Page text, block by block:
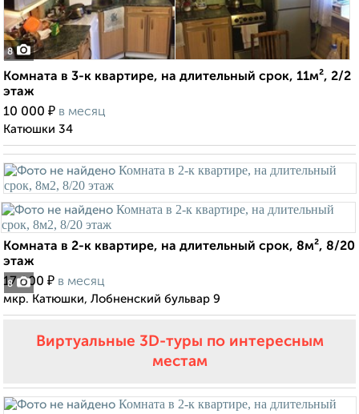
8
Комната в 3-к квартире, на длительный срок, 11м², 2/2
этаж
10 000 ₽ в месяц
Катюшки 34
8
Комната в 2-к квартире, на длительный срок, 8м², 8/20
этаж
17 000 ₽ в месяц
мкр. Катюшки, Лобненский бульвар 9
Виртуальные 3D-туры по интересным
местам